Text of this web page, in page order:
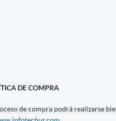
DE COMPRA
de compra podrá realizarse